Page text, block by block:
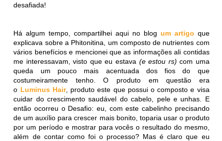
desafiada!
Há algum tempo, compartilhei aqui no blog um artigo que
explicava sobre a Phitonitina, um composto de nutrientes com
vários benefícios e mencionei que as informações ali contidas
me interessavam, visto que eu estava (e estou rs) com uma
queda um pouco mais acentuada dos fios do que
costumeiramente tenho. O produto em questão era
o Luminus Hair, produto este que possui o composto e visa
cuidar do crescimento saudável do cabelo, pele e unhas. E
então ocorreu o Desafio: eu, com este cabelinho precisando
de um auxílio para crescer mais bonito, toparia usar o produto
por um período e mostrar para vocês o resultado do mesmo,
além de contar como foi o processo? Mas é claro que eu